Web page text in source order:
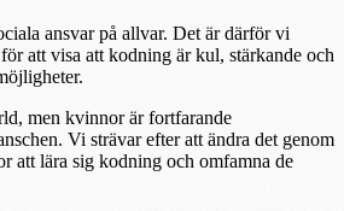
ansvar på allvar. Det är därför vi
att visa att kodning är kul, stärkande och
men kvinnor är fortfarande
Vi strävar efter att ändra det genom
att lära sig kodning och omfamna de